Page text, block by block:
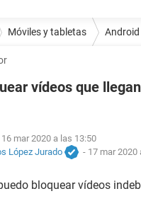
Móviles y tabletas Android
vídeos que
16 mar 2020 a las 13:50
López Jurado
- 17 mar 2020
bloquear vídeos